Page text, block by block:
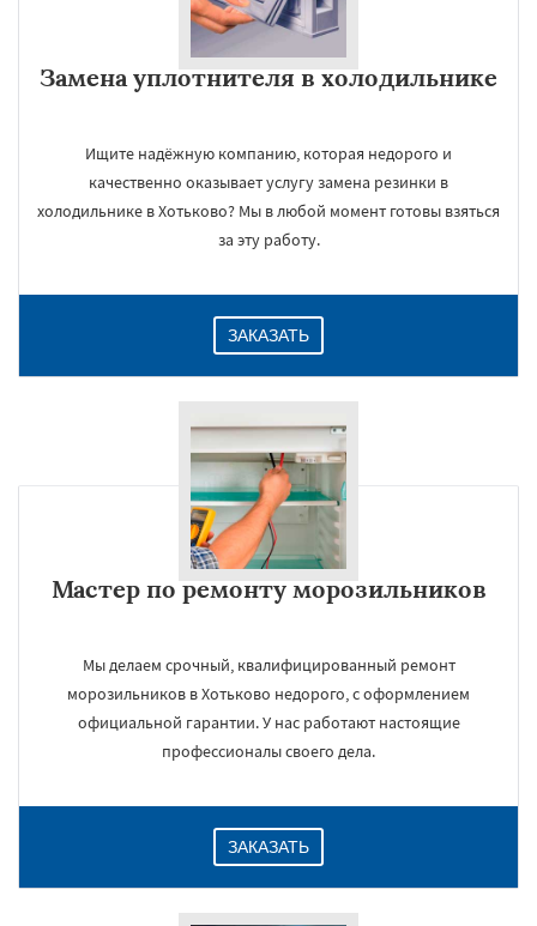
Замена уплотнителя в холодильнике
Ищите надёжную компанию, которая недорого и
качественно оказывает услугу замена резинки в
холодильнике в Хотьково? Мы в любой момент готовы взяться
за эту работу.
ЗАКАЗАТЬ
Мастер по ремонту морозильников
Мы делаем срочный, квалифицированный ремонт
морозильников в Хотьково недорого, с оформлением
официальной гарантии. У нас работают настоящие
профессионалы своего дела.
ЗАКАЗАТЬ
×